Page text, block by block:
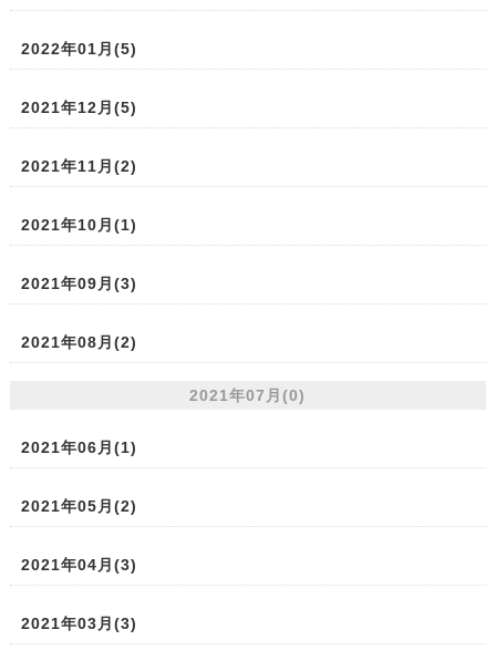
2022年01月(5)
2021年12月(5)
2021年11月(2)
2021年10月(1)
2021年09月(3)
2021年08月(2)
2021年07月(0)
2021年06月(1)
2021年05月(2)
2021年04月(3)
2021年03月(3)